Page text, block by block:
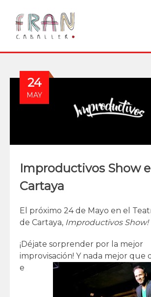
24
MAY
Improductivos Show
Cartaya
El próximo 24 de Mayo en el
de Cartaya, Improductivos Show!
¡Déjate sorprender por la mejor
improvisación! Y nada mejor que
e